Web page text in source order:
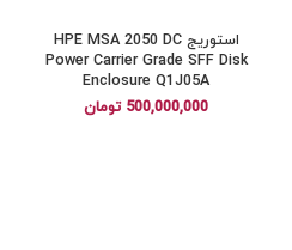
استوریج HPE MSA 2050 DC
Power Carrier Grade SFF Disk
Enclosure Q1J05A
500,000,000 تومان